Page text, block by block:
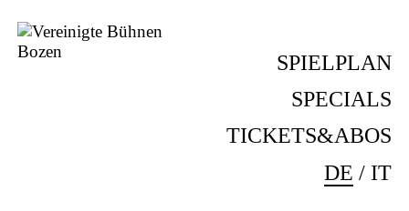
Skip
SPIELPLAN
SPECIALS
TICKETS&ABOS
DE
IT